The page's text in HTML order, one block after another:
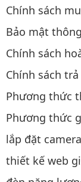
Chính sách
Bảo mật
Chính sách
Chính sách
Phương thức
Phương thức
lắp đặt
thiết kế web